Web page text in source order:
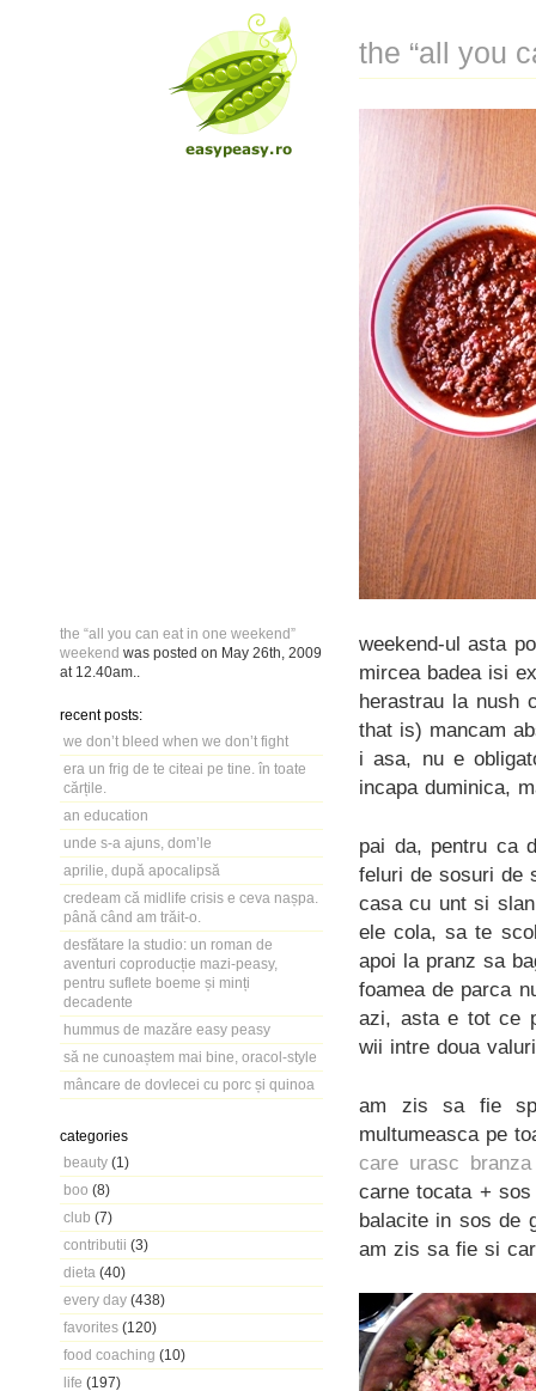
the “all you can eat in one weekend”
weekend was posted on May 26th, 2009
at 12.40am
recent posts:
we don’t bleed when we don’t fight
era un frig de te citeai pe tine. în toate
cărțile.
an education
unde s-a ajuns, dom’le
aprilie, după apocalipsă
credeam că midlife crisis e ceva nașpa.
până când am trăit-o.
desfătare la studio: un roman de
aventuri coproducție mazi-peasy,
pentru suflete boeme și minți
decadente
hummus de mazăre easy peasy
să ne cunoaștem mai bine, oracol-style
mâncare de dovlecei cu porc și quinoa
categories
beauty (1)
boo (8)
club (7)
contributii (3)
dieta (40)
every day (438)
favorites (120)
food coaching (10)
life (197)
the “all you
weekend-ul asta
mircea badea isi
herastrau la nush
that is) mancam
i asa, nu e
incapa duminica,
pai da, pentru ca
feluri de sosuri de
casa cu unt si
ele cola, sa te
apoi la pranz sa
foamea de parca
azi, asta e tot ce
wii intre doua
am zis sa fie
multumeasca pe
care urasc
carne tocata +
balacite in sos de
am zis sa fie si